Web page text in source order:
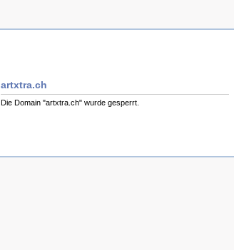
artxtra.ch
Die Domain "artxtra.ch" wurde gesperrt.